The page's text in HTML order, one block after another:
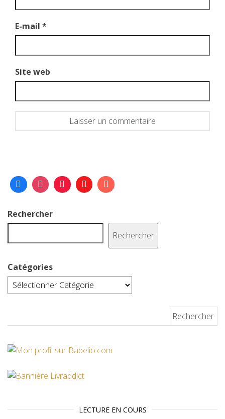
E-mail *
Site web
Rechercher
Rechercher
Catégories
LECTURE EN COURS